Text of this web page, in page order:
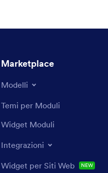
Marketplace
Modelli
Temi per Moduli
Widget Moduli
Integrazioni
Widget per Siti Web NEW